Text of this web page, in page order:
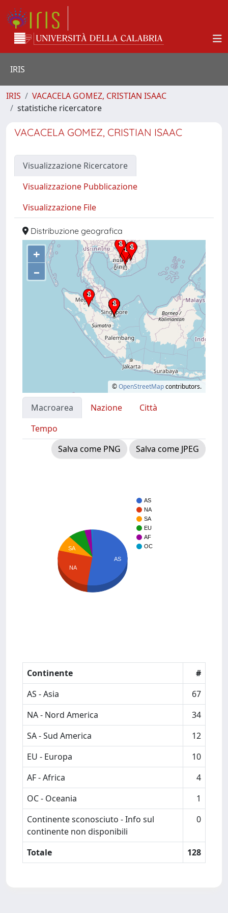
IRIS
IRIS
VACACELA GOMEZ, CRISTIAN ISAAC
statistiche ricercatore
VACACELA GOMEZ, CRISTIAN ISAAC
Visualizzazione Ricercatore
Visualizzazione Pubblicazione
Visualizzazione File
Distribuzione geografica
+
–
©OpenStreetMapcontributors.
Macroarea Nazione
Città
Tempo
Salva come PNG
Salva come JPEG
AS
NA
SA
EU
AF
OC
SA
NA
AS
Continente
#
AS - Asia
67
NA - Nord America
34
SA - Sud America
12
EU - Europa
10
AF - Africa
4
OC - Oceania
1
Continente sconosciuto - Info sul
continente non disponibili
0
Totale 128